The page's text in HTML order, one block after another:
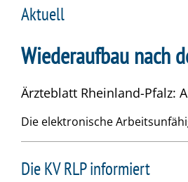
Aktuell
Wiederaufbau nach
Ärzteblatt Rheinland-Pfalz:
Die elektronische
Die KV RLP informiert